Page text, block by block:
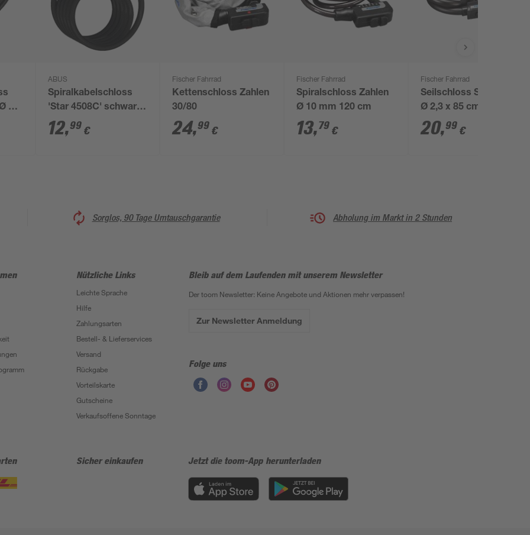
0,8
ABUS
Spiralkabelschloss
'Star 4508C' schwarz
Ø 0,8 x 150 cm
12,99 €
Fischer Fahrrad
Kettenschloss Zahlen
30/80
24,99 €
Fischer Fahrrad
Spiralschloss Zahlen
Ø 10 mm 120 cm
13,79 €
Fischer Fahrrad
Seilschloss Schlüssel
Ø 2,3 x 85 cm
20,99 €
Sorglos, 90 Tage Umtauschgarantie Abholung im Markt in 2 Stunden
Nützliche Links
Leichte Sprache
Hilfe
Zahlungsarten
Bestell- & Lieferservices
Versand
Rückgabe
Vorteilskarte
Gutscheine
Verkaufsoffene Sonntage
Bleib auf dem Laufenden mit unserem Newsletter
Der toom Newsletter: Keine Angebote und Aktionen mehr verpassen!
Zur Newsletter Anmeldung
Folge uns
Sicher einkaufen Jetzt die toom-App herunterladen